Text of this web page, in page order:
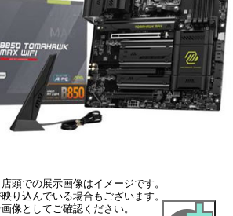
頭での展示画像はイメージです。
り込んでいる場合もございます。
像としてご確認ください。